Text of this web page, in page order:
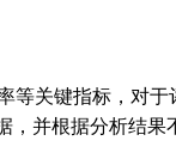
等关键指标，对
并根据分析结果